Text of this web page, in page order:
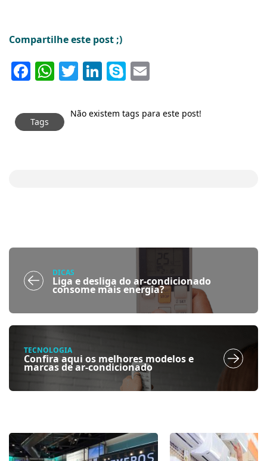
Compartilhe este post ;)
Facebook
WhatsApp
Twitter
LinkedIn
Skype
Tags
Não existem tags para este post!
DICAS
Liga e desliga do ar-condicionado
consome mais energia?
TECNOLOGIA
Confira aqui os melhores modelos e
marcas de ar-condicionado